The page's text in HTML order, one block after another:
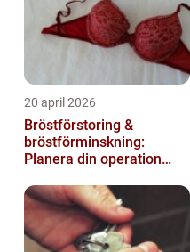
20 april 2026
Bröstförstoring &
bröstförminskning:
Planera din operation